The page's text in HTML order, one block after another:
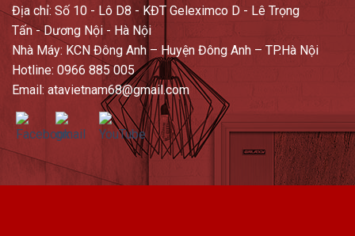
Địa chỉ: Số 10 - Lô D8 - KĐT Geleximco D - Lê Trọng
Tấn - Dương Nội - Hà Nội
Nhà Máy: KCN Đông Anh – Huyện Đông Anh – TP.Hà Nội
Hotline: 0966 885 005
Email: atavietnam68@gmail.com